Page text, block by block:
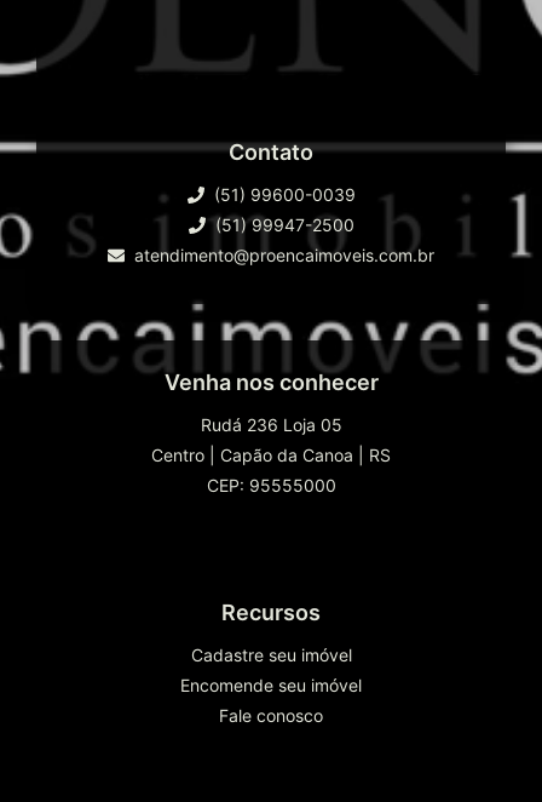
Contato
(51) 99600-0039
(51) 99947-2500
atendimento@proencaimoveis.com.br
Venha nos conhecer
Rudá 236 Loja 05
Centro
Capão da Canoa
RS
CEP: 95555000
Recursos
Cadastre seu imóvel
Encomende seu imóvel
Fale conosco